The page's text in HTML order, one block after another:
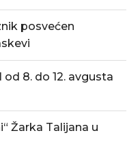
posvećen
8. do 12. avgusta
Žarka Talijana u